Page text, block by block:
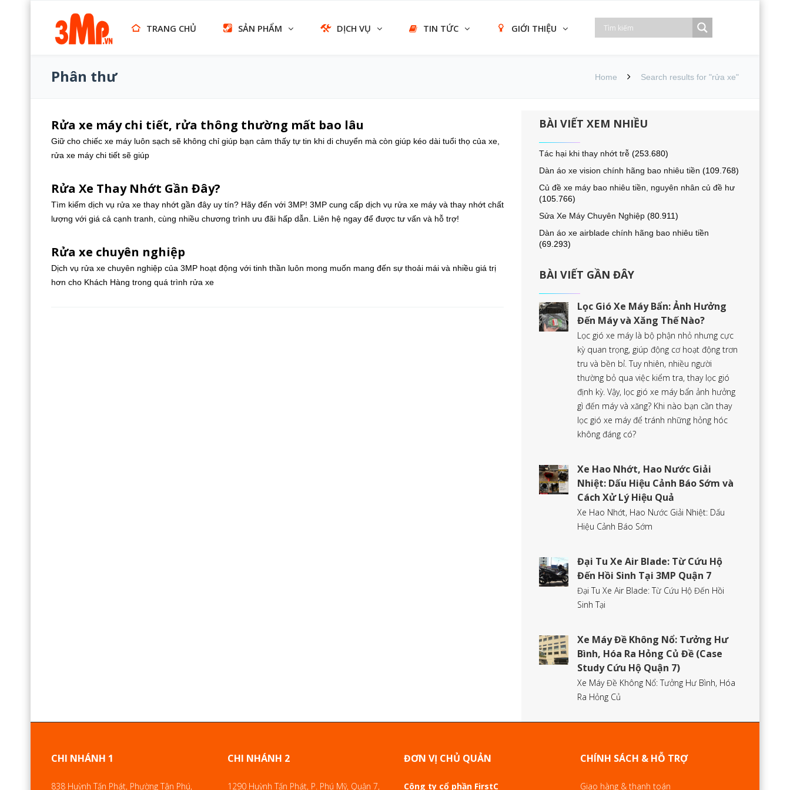
TRANG CHỦ SẢN PHẨM DỊCH VỤ TIN TỨC GIỚI THIỆU
Phân thư Home Search results for "rửa xe"
Rửa xe máy chi tiết, rửa thông thường mất bao lâu
Giữ cho chiếc xe máy luôn sạch sẽ không chỉ giúp bạn cảm thấy tự tin khi di chuyển mà còn giúp kéo dài tuổi thọ của xe,
rửa xe máy chi tiết sẽ giúp
Rửa Xe Thay Nhớt Gần Đây?
Tìm kiếm dịch vụ rửa xe thay nhớt gần đây uy tín? Hãy đến với 3MP! 3MP cung cấp dịch vụ rửa xe máy và thay nhớt chất
lượng với giá cả cạnh tranh, cùng nhiều chương trình ưu đãi hấp dẫn. Liên hệ ngay để được tư vấn và hỗ trợ!
Rửa xe chuyên nghiệp
Dịch vụ rửa xe chuyên nghiệp của 3MP hoạt động với tinh thần luôn mong muốn mang đến sự thoải mái và nhiều giá trị
hơn cho Khách Hàng trong quá trình rửa xe
BÀI VIẾT XEM NHIỀU
Tác hại khi thay nhớt trễ (253.680)
Dàn áo xe vision chính hãng bao nhiêu tiền (109.768)
Củ đề xe máy bao nhiêu tiền, nguyên nhân củ đề hư
(105.766)
Sửa Xe Máy Chuyên Nghiệp (80.911)
Dàn áo xe airblade chính hãng bao nhiêu tiền
(69.293)
BÀI VIẾT GẦN ĐÂY
Lọc Gió Xe Máy Bẩn: Ảnh Hưởng
Đến Máy và Xăng Thế Nào?
Lọc gió xe máy là bộ phận nhỏ nhưng cực
kỳ quan trọng, giúp động cơ hoạt động trơn
tru và bền bỉ. Tuy nhiên, nhiều người
thường bỏ qua việc kiểm tra, thay lọc gió
định kỳ. Vậy, lọc gió xe máy bẩn ảnh hưởng
gì đến máy và xăng? Khi nào bạn cần thay
lọc gió xe máy để tránh những hỏng hóc
không đáng có?
Xe Hao Nhớt, Hao Nước Giải
Nhiệt: Dấu Hiệu Cảnh Báo Sớm và
Cách Xử Lý Hiệu Quả
Xe Hao Nhớt, Hao Nước Giải Nhiệt: Dấu
Hiệu Cảnh Báo Sớm
Đại Tu Xe Air Blade: Từ Cứu Hộ
Đến Hồi Sinh Tại 3MP Quận 7
Đại Tu Xe Air Blade: Từ Cứu Hộ Đến Hồi
Sinh Tại
Xe Máy Đề Không Nổ: Tưởng Hư
Bình, Hóa Ra Hỏng Củ Đề (Case
Study Cứu Hộ Quận 7)
Xe Máy Đề Không Nổ: Tưởng Hư Bình, Hóa
Ra Hỏng Củ
CHI NHÁNH 1
838 Huỳnh Tấn Phát, Phường Tân Phú,
CHI NHÁNH 2
1290 Huỳnh Tấn Phát, P. Phú Mỹ, Quận 7,
ĐƠN VỊ CHỦ QUẢN
Công ty cổ phần FirstC
CHÍNH SÁCH & HỖ TRỢ
Giao hàng & thanh toán